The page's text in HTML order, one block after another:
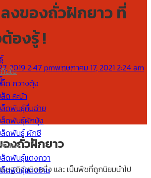
นใบ
ล็ด กวางตุ้ง
ด คะน้า
ล็ดพันธุ์คื่นฉ่าย
ล็ดพันธุ์ผักบุ้ง
ล็ดพันธุ์ ผักชี
นผล
ล็ดพันธุ์แตงกวา
ล็ดพันธุ์แตงร้าน
งของถั่วฝักยาว ที่
องรู้ !
2019 2:47 pmพฤษภาคม 17, 2021 2:24 am
องถั่วฝักยาว
ษฐกิจชนิดหนึ่ง และ เป็นพืชที่ถูกนิยมนำไป